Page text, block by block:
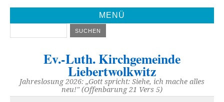
MENÜ
Ev.-Luth. Kirchgemeinde
Liebertwolkwitz
Jahreslosung 2026: „Gott spricht: Siehe, ich mache alles
neu!" (Offenbarung 21 Vers 5)